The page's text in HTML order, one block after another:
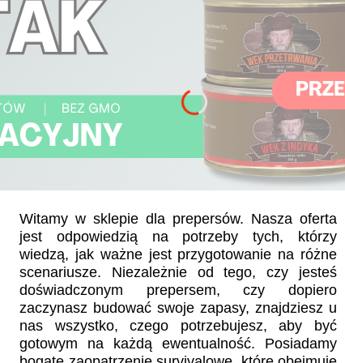
Witamy w sklepie dla prepersów. Nasza oferta
jest odpowiedzią na potrzeby tych, którzy
wiedzą, jak ważne jest przygotowanie na różne
scenariusze. Niezależnie od tego, czy jesteś
doświadczonym prepersem, czy dopiero
zaczynasz budować swoje zapasy, znajdziesz u
nas wszystko, czego potrzebujesz, aby być
gotowym na każdą ewentualność. Posiadamy